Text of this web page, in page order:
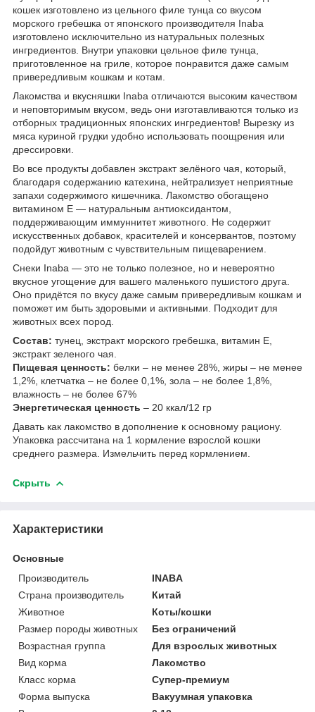
кошек изготовлено из цельного филе тунца со вкусом
морского гребешка от японского производителя Inaba
изготовлено исключительно из натуральных полезных
ингредиентов. Внутри упаковки цельное филе тунца,
приготовленное на гриле, которое понравится даже самым
привередливым кошкам и котам.
Лакомства и вкусняшки Inaba отличаются высоким качеством
и неповторимым вкусом, ведь они изготавливаются только из
отборных традиционных японских ингредиентов! Вырезку из
мяса куриной грудки удобно использовать поощрения или
дрессировки.
Во все продукты добавлен экстракт зелёного чая, который,
благодаря содержанию катехина, нейтрализует неприятные
запахи содержимого кишечника. Лакомство обогащено
витамином Е — натуральным антиоксидантом,
поддерживающим иммуннитет животного. Не содержит
искусственных добавок, красителей и консервантов, поэтому
подойдут животным с чувствительным пищеварением.
Снеки Inaba — это не только полезное, но и невероятно
вкусное угощение для вашего маленького пушистого друга.
Оно придётся по вкусу даже самым привередливым кошкам и
поможет им быть здоровыми и активными. Подходит для
животных всех пород.
Состав: тунец, экстракт морского гребешка, витамин Е,
экстракт зеленого чая.
Пищевая ценность: белки – не менее 28%, жиры – не менее
1,2%, клетчатка – не более 0,1%, зола – не более 1,8%,
влажность – не более 67%
Энергетическая ценность – 20 ккал/12 гр
Давать как лакомство в дополнение к основному рациону.
Упаковка рассчитана на 1 кормление взрослой кошки
среднего размера. Измельчить перед кормлением.
Скрыть
Характеристики
Основные
Производитель
INABA
Страна производитель
Китай
Животное
Коты/кошки
Размер породы животных
Без ограничений
Возрастная группа
Для взрослых животных
Вид корма
Лакомство
Класс корма
Супер-премиум
Форма выпуска
Вакуумная упаковка